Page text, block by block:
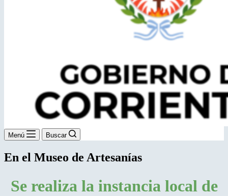
Menú Buscar
En el Museo de Artesanías
Se realiza la instancia local de